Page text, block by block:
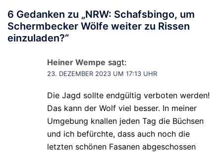
6 Gedanken zu „NRW: Schafsbingo, um
Schermbecker Wölfe weiter zu Rissen
einzuladen?“
Heiner Wempe sagt:
23. DEZEMBER 2023 UM 17:13 UHR
Die Jagd sollte endgültig verboten werden!
Das kann der Wolf viel besser. In meiner
Umgebung knallen jeden Tag die Büchsen
und ich befürchte, dass auch noch die
letzten schönen Fasanen abgeschossen